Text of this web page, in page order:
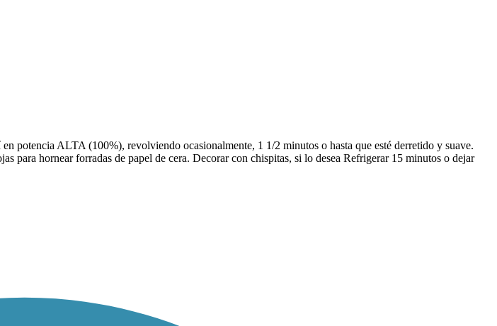
potencia ALTA (100%), revolviendo ocasionalmente, 1 1/2 minutos o hasta que esté derretido y suave.
para hornear forradas de papel de cera. Decorar con chispitas, si lo desea Refrigerar 15 minutos o dejar